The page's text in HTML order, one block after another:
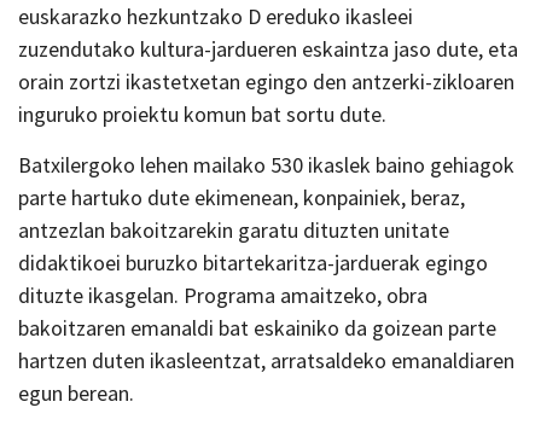
euskarazko hezkuntzako D ereduko ikasleei
zuzendutako kultura-jardueren eskaintza jaso dute, eta
orain zortzi ikastetxetan egingo den antzerki-zikloaren
inguruko proiektu komun bat sortu dute.
Batxilergoko lehen mailako 530 ikaslek baino gehiagok
parte hartuko dute ekimenean, konpainiek, beraz,
antzezlan bakoitzarekin garatu dituzten unitate
didaktikoei buruzko bitartekaritza-jarduerak egingo
dituzte ikasgelan. Programa amaitzeko, obra
bakoitzaren emanaldi bat eskainiko da goizean parte
hartzen duten ikasleentzat, arratsaldeko emanaldiaren
egun berean.